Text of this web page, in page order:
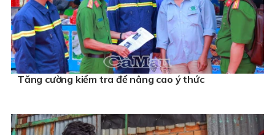
Tăng cường kiểm tra để nâng cao ý thức